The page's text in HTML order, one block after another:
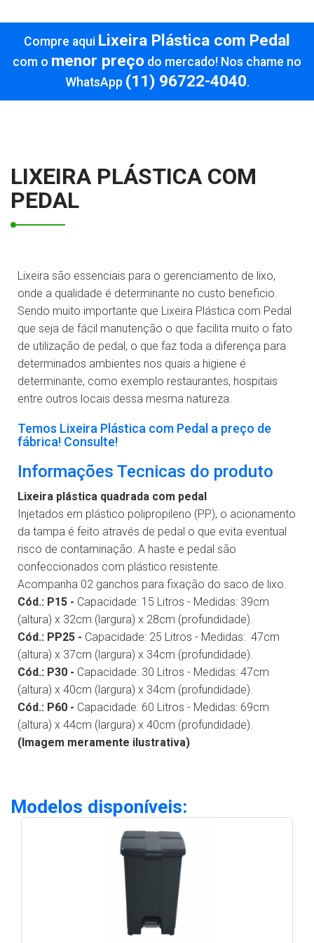
Compre aqui Lixeira Plástica com Pedal
com o menor preço do mercado! Nos chame no
WhatsApp (11) 96722-4040.
LIXEIRA PLÁSTICA COM
PEDAL
Lixeira são essenciais para o gerenciamento de lixo,
onde a qualidade é determinante no custo beneficio.
Sendo muito importante que Lixeira Plástica com Pedal
que seja de fácil manutenção o que facilita muito o fato
de utilização de pedal, o que faz toda a diferença para
determinados ambientes nos quais a higiene é
determinante, como exemplo restaurantes, hospitais
entre outros locais dessa mesma natureza.
Temos Lixeira Plástica com Pedal a preço de
fábrica! Consulte!
Informações Tecnicas do produto
Lixeira plástica quadrada com pedal
Injetados em plástico polipropileno (PP), o acionamento
da tampa é feito através de pedal o que evita eventual
risco de contaminação. A haste e pedal são
confeccionados com plástico resistente.
Acompanha 02 ganchos para fixação do saco de lixo.
Cód.: P15 - Capacidade: 15 Litros - Medidas: 39cm
(altura) x 32cm (largura) x 28cm (profundidade).
Cód.: PP25 - Capacidade: 25 Litros - Medidas: 47cm
(altura) x 37cm (largura) x 34cm (profundidade)
Cód.: P30 - Capacidade: 30 Litros - Medidas: 47cm
(altura) x 40cm (largura) x 34cm (profundidade).
Cód.: P60 - Capacidade: 60 Litros - Medidas: 69cm
(altura) x 44cm (largura) x 40cm (profundidade).
(Imagem meramente ilustrativa)
Modelos disponíveis: